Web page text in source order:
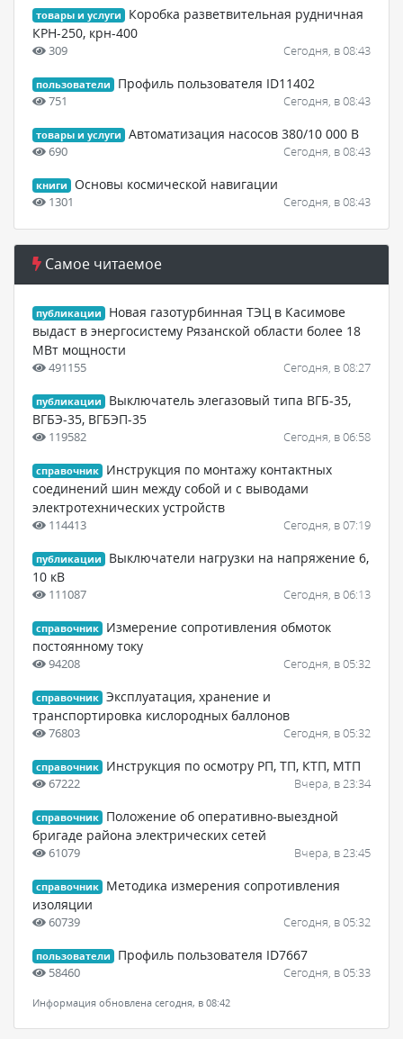
товары и услуги
Коробка разветвительная рудничная
КРН-250, крн-400
309 Сегодня, в 08:43
пользователи Профиль пользователя ID11402
751 Сегодня, в 08:43
товары и услуги Автоматизация насосов 380/10 000 В
690 Сегодня, в 08:43
книги Основы космической навигации
1301 Сегодня, в 08:43
Самое читаемое
публикации
Новая газотурбинная ТЭЦ в Касимове
выдаст в энергосистему Рязанской области более 18
МВт мощности
491155 Сегодня, в 08:27
публикации
Выключатель элегазовый типа ВГБ-35,
ВГБЭ-35, ВГБЭП-35
119582 Сегодня, в 06:58
справочник
Инструкция по монтажу контактных
соединений шин между собой и с выводами
электротехнических устройств
114413 Сегодня, в 07:19
публикации
Выключатели нагрузки на напряжение 6,
10 кВ
111087 Сегодня, в 06:13
справочник
Измерение сопротивления обмоток
постоянному току
94208 Сегодня, в 05:32
справочник Эксплуатация, хранение и
транспортировка кислородных баллонов
76803 Сегодня, в 05:32
справочник Инструкция по осмотру РП, ТП, КТП, МТП
67222 Вчера, в 23:34
справочник
Положение об оперативно-выездной
бригаде района электрических сетей
61079 Вчера, в 23:45
справочник
Методика измерения сопротивления
изоляции
60739 Сегодня, в 05:32
пользователи Профиль пользователя ID7667
58460 Сегодня, в 05:33
Информация обновлена сегодня, в 08:42